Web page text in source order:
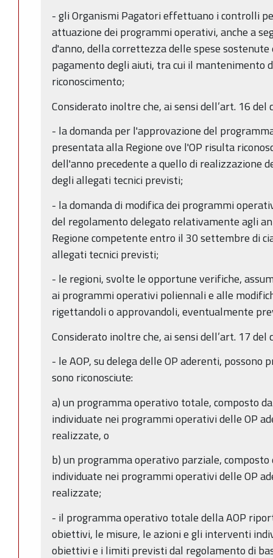
- gli Organismi Pagatori effettuano i controlli
attuazione dei programmi operativi, anche a
d'anno, della correttezza delle spese sostenute
pagamento degli aiuti, tra cui il mantenimento
riconoscimento;
Considerato inoltre che, ai sensi dell’art. 16
- la domanda per l'approvazione del
presentata alla Regione ove l'OP risulta
dell'anno precedente a quello di realizzazione
degli allegati tecnici previsti;
- la domanda di modifica dei programmi
del regolamento delegato relativamente agli
Regione competente entro il 30 settembre di
allegati tecnici previsti;
- le regioni, svolte le opportune verifiche,
ai programmi operativi poliennali e alle
rigettandoli o approvandoli, eventualmente
Considerato inoltre che, ai sensi dell’art. 17
- le AOP, su delega delle OP aderenti, possono
sono riconosciute:
a) un programma operativo totale, composto
individuate nei programmi operativi delle OP
realizzate, o
b) un programma operativo parziale,
individuate nei programmi operativi delle OP
realizzate;
- il programma operativo totale della AOP
obiettivi, le misure, le azioni e gli interventi
obiettivi e i limiti previsti dal regolamento di